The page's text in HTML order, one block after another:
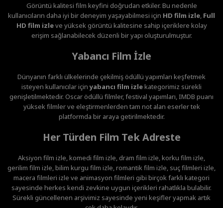
Görüntü kalitesi film keyfini doğrudan etkiler. Bu nedenle
kullanıcıların daha iyi bir deneyim yaşayabilmesi için HD film izle Full
HD film izleve yüksek görüntü kalitesine sahip içeriklere kolay
erişim sağlanabilecek düzenli bir yapı oluşturulmuştur.
Yabancı Film İzle
Dünyanın farklı ülkelerinde çekilmiş ödüllü yapımları keşfetmek
isteyen kullanıcılar içinyabancı film izlekategorimiz sürekli
genişletilmektedir. Oscar ödüllü filmler, festival yapımları, IMDB puanı
yüksek filmler ve eleştirmenlerden tam not alan eserler tek
platformda bir araya getirilmektedir.
Her Türden Film Tek Adreste
Aksiyon film izle, komedi film izle, dram film izle, korku film izle,
gerilim film izle, bilim kurgu film izle, romantik film izle, suç filmleri izle,
macera filmleri izle ve animasyon filmleri gibi birçok farklı kategori
sayesinde herkes kendi zevkine uygun içerikleri rahatlıkla bulabilir.
Sürekli güncellenen arşivimiz sayesinde yeni keşifler yapmak artık